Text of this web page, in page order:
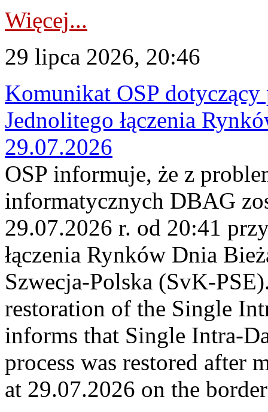
Więcej...
29 lipca 2026, 20:46
Komunikat OSP
Jednolitego łączenia
29.07.2026
OSP informuje, że z
informatycznych DBAG
29.07.2026 r. od 20:41
łączenia Rynków Dnia
Szwecja-Polska (SvK-
restoration of the Single
informs that Single Intra-
process was restored after
at 29.07.2026 on the